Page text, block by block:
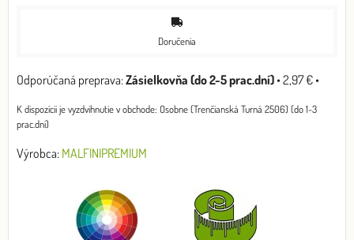
Doručenia
Zásielkovňa (do 2-5 prac.dní)•2,97 €•
Osobne (Trenčianská Turná 2506) (do 1-3
prac.dní)
Výrobca: MALFINIPREMIUM